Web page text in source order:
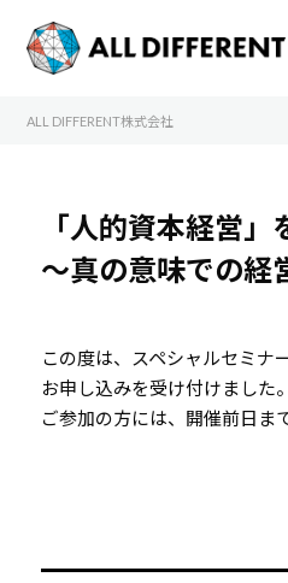
ALL DIFFERENT株式会社
「人的資本経営
～真の意味での経
この度は、スペシャルセミナ
お申し込みを受け付けました。
ご参加の方には、開催前日ま